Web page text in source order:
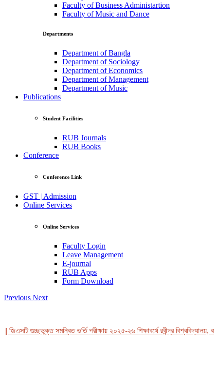
Faculty of Business Administartion
Faculty of Music and Dance
Departments
Department of Bangla
Department of Sociology
Department of Economics
Department of Management
Department of Music
Publications
Student Facilities
RUB Journals
RUB Books
Conference
Conference Link
GST | Admission
Online Services
Online Services
Faculty Login
Leave Management
E-journal
RUB Apps
Form Download
Previous Next
গুচ্ছভুক্ত সমন্বিত ভর্তি পরীক্ষায় ২০২৫-২৬ শিক্ষাবর্ষে রবীন্দ্র বিশ্ববিদ্যালয়,